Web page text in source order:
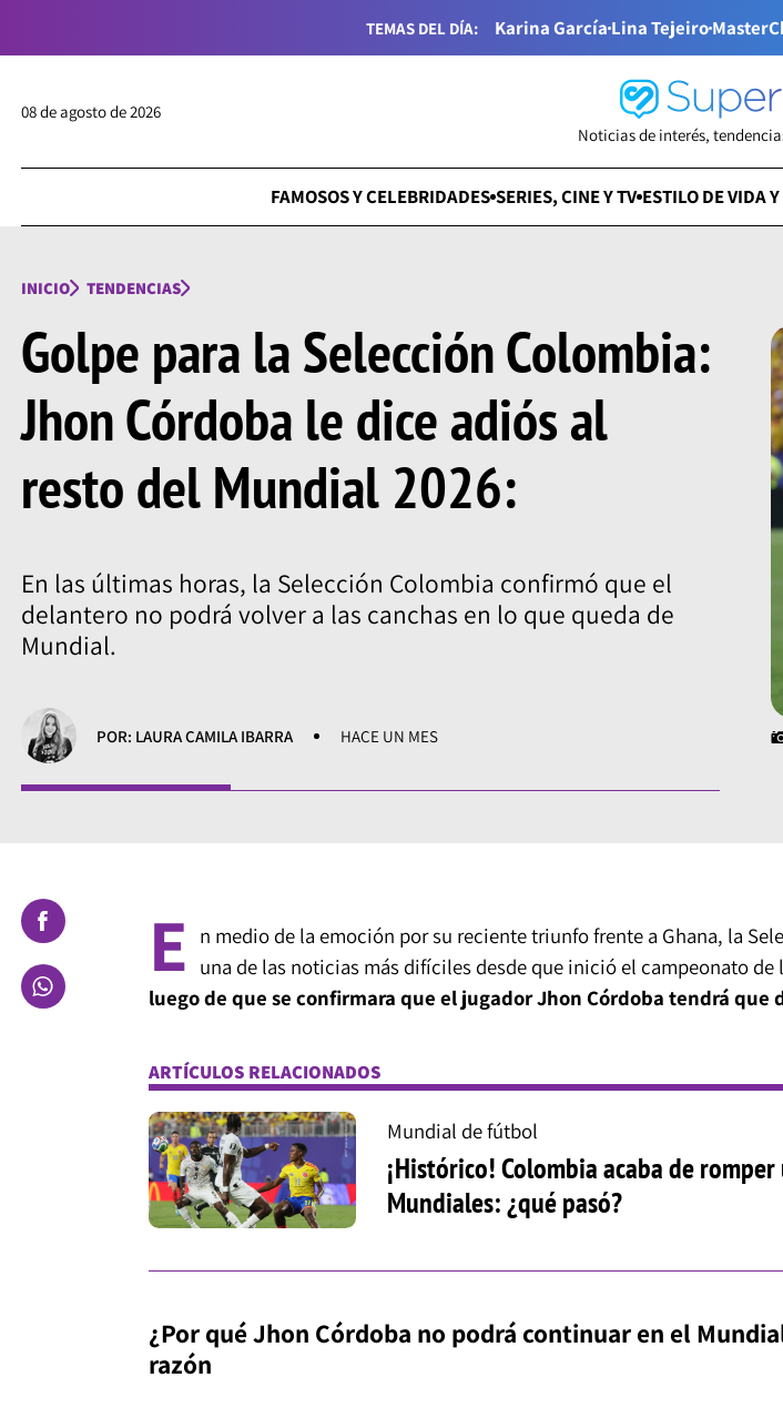
TEMAS DEL DÍA: Karina GarcíaLina Tejeiro
08 de agosto de 2026
Noticias de interés,
FAMOSOS Y CELEBRIDADES SERIES, CINE Y TV ESTILO DE VIDA
INICIO TENDENCIAS
Golpe para la Selección Colombia:
Jhon Córdoba le dice adiós al
resto del Mundial 2026:
En las últimas horas, la Selección Colombia confirmó que el
delantero no podrá volver a las canchas en lo que queda de
Mundial.
POR: LAURA CAMILA IBARRA HACE UN MES
E n medio de la emoción por su reciente triunfo frente a Ghana, la
una de las noticias más difíciles desde que inició el campeonato de
luego de que se confirmara que el jugador Jhon Córdoba tendrá que
ARTÍCULOS RELACIONADOS
Mundial de fútbol
¡Histórico! Colombia acaba de
Mundiales: ¿qué pasó?
¿Por qué Jhon Córdoba no podrá continuar en el
razón